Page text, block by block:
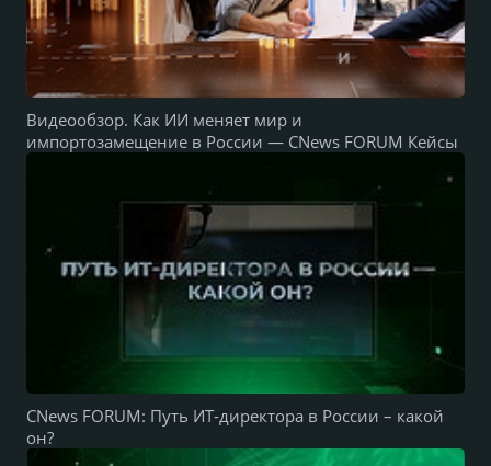
Видеообзор. Как ИИ меняет мир и
импортозамещение в России — CNews FORUM Кейсы
CNews FORUM: Путь ИТ-директора в России – какой
он?